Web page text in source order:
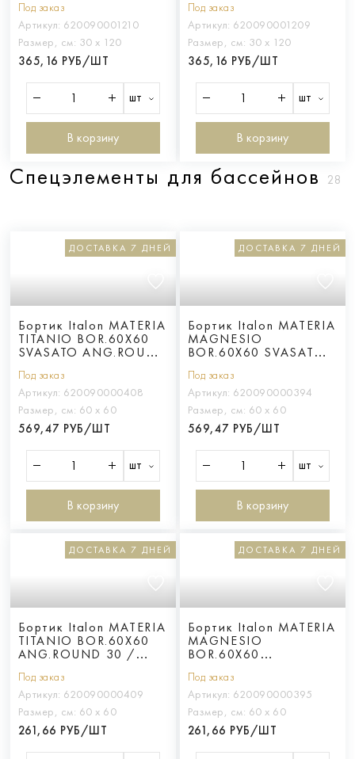
Под заказ
Артикул: 620090001210
Размер, см: 30 х 120
365,16 РУБ/ШТ
шт
В корзину
30X120 ГРИП
Под заказ
Артикул: 620090001209
Размер, см: 30 х 120
365,16 РУБ/ШТ
шт
В корзину
Cпецэлементы для бассейнов 28
ДОСТАВКА 7 ДНЕЙ
Бортик Italon MATERIA
TITANIO BOR.60X60
SVASATO ANG.ROUND
БОРT.60X60 С
ВЫЕМ.УГЛ.ЗАКР.30
Под заказ
Артикул: 620090000408
Размер, см: 60 х 60
569,47 РУБ/ШТ
шт
В корзину
ДОСТАВКА 7 ДНЕЙ
Бортик Italon MATERIA
MAGNESIO
BOR.60X60 SVASATO
МАГНЕЗИО
БОРT.60X60 С
ВЫЕМ.УГЛ.ЗАКР.30
Под заказ
Артикул: 620090000394
Размер, см: 60 х 60
569,47 РУБ/ШТ
шт
В корзину
ДОСТАВКА 7 ДНЕЙ
Бортик Italon MATERIA
TITANIO BOR.60X60
ANG.ROUND 30 /
УГЛ.ЗАКР.30
Под заказ
Артикул: 620090000409
Размер, см: 60 х 60
261,66 РУБ/ШТ
ДОСТАВКА 7 ДНЕЙ
Бортик Italon MATERIA
MAGNESIO
BOR.60X60
МАГНЕЗИО 60X60
УГЛ.ЗАКР.30
Под заказ
Артикул: 620090000395
Размер, см: 60 х 60
261,66 РУБ/ШТ